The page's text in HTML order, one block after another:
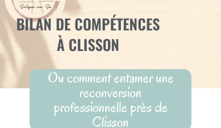
BILAN DE COMPÉTENCES
À CLISSON
Ou comment entamer une
reconversion
professionnelle près de
Clisson